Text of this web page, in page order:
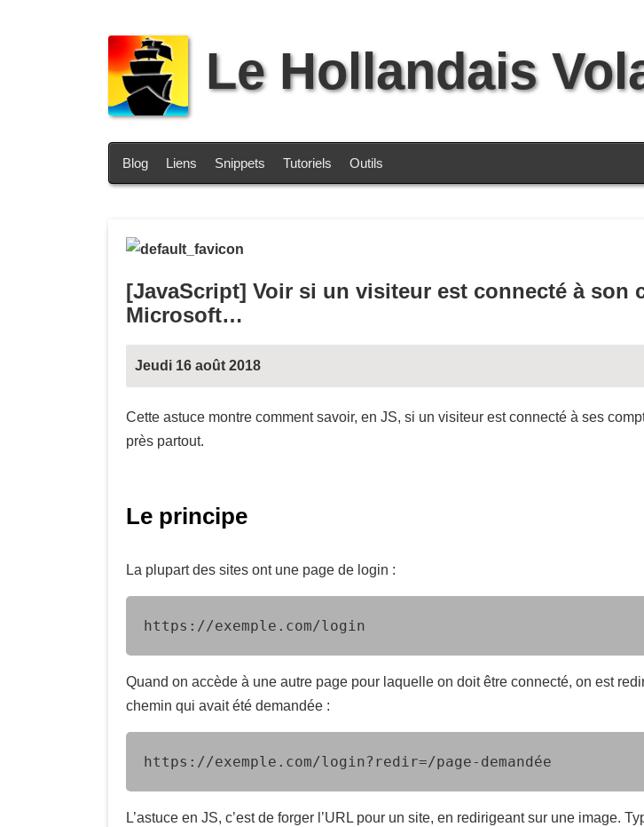
Le Hollandais
Blog Liens Snippets Tutoriels Outils
[JavaScript] Voir si un visiteur est connecté à son
Microsoft…
Jeudi 16 août 2018
Cette astuce montre comment savoir, en JS, si un visiteur est connecté à ses
près partout.
Le principe
La plupart des sites ont une page de login :
https://exemple.com/login
Quand on accède à une autre page pour laquelle on doit être connecté, on est
chemin qui avait été demandée :
https://exemple.com/login?redir=/page-demandée
L’astuce en JS, c’est de forger l’URL pour un site, en redirigeant sur une image.